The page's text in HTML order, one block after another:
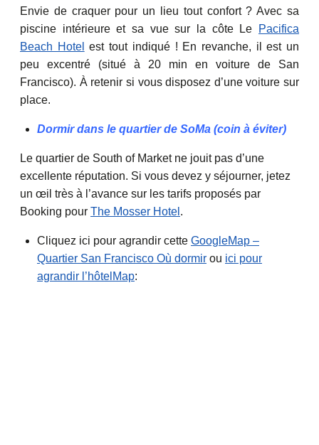
Envie de craquer pour un lieu tout confort ? Avec sa
piscine intérieure et sa vue sur la côte Le
Pacifica
Beach Hotel est tout indiqué ! En revanche, il est un
peu excentré (situé à 20 min en voiture de San
Francisco). À retenir si vous disposez d’une voiture sur
place.
Dormir dans le quartier de SoMa (coin à éviter)
Le quartier de South of Market ne jouit pas d’une
excellente réputation. Si vous devez y séjourner, jetez
un œil très à l’avance sur les tarifs proposés par
Booking pour The Mosser Hotel .
Cliquez ici pour agrandir cette GoogleMap –
Quartier San Francisco Où dormir ou ici pour
agrandir l’hôtelMap: